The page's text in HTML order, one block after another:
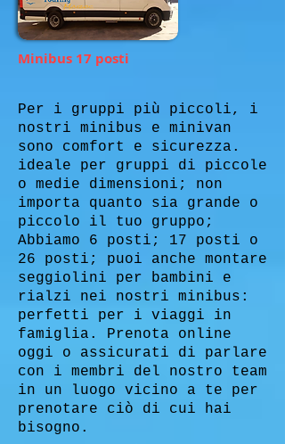
Minibus 17 posti
Per i gruppi più piccoli, i
nostri minibus e minivan
sono comfort e sicurezza.
ideale per gruppi di piccole
o medie dimensioni; non
importa quanto sia grande o
piccolo il tuo gruppo;
Abbiamo 6 posti; 17 posti o
26 posti; puoi anche montare
seggiolini per bambini e
rialzi nei nostri minibus:
perfetti per i viaggi in
famiglia. Prenota online
oggi o assicurati di parlare
con i membri del nostro team
in un luogo vicino a te per
prenotare ciò di cui hai
bisogno.